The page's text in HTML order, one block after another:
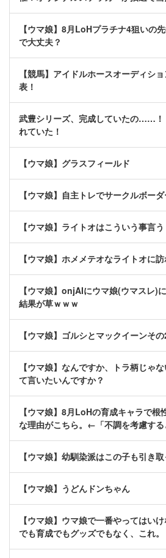
【ウマ娘】8月LoHプラチナ4狙いの
で大丈夫？
【競馬】アイドルホースオーディシ
表！
武豊シリーズ、完成していたの……！
れていた！
【ウマ娘】グラスフィールド
【ウマ娘】自主トレでサークルボー
【ウマ娘】ライトオはこういう事言う
【ウマ娘】ホメメテオなライトオに
【ウマ娘】onjAIにウマ娘(ウマスレ)
結果が草ｗｗｗ
【ウマ娘】ゴルシとマックイーンそ
【ウマ娘】なんですか、トラ柄じゃ
て言いたいんですか？
【ウマ娘】8月LoHの育成キャラで根
な理由がこちら。←「不調を考慮する
【ウマ娘】幼馴染派はこの子も引き
【ウマ娘】うどんドンちゃん
【ウマ娘】ウマ娘で一番やってはい
でも育成でもグッズでもなく、これ。